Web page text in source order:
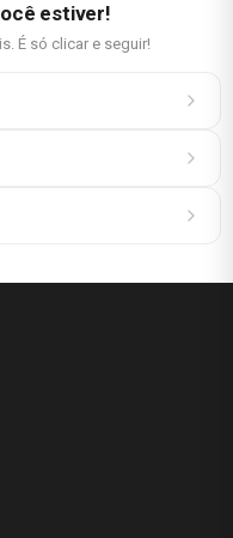
estiver!
É só clicar e seguir!